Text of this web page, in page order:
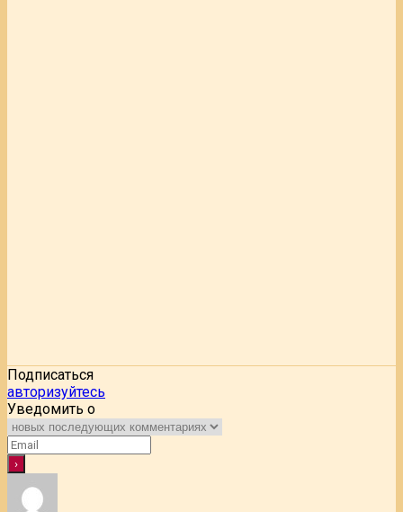
Подписаться
авторизуйтесь
Уведомить о